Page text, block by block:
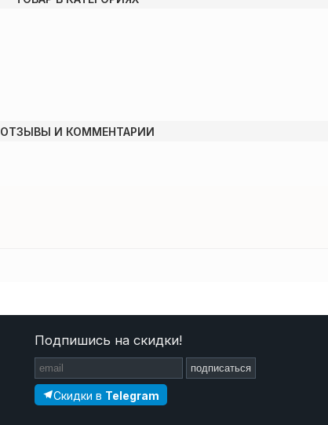
ОТЗЫВЫ И КОММЕНТАРИИ
Подпишись на скидки!
подписаться
Скидки в Telegram